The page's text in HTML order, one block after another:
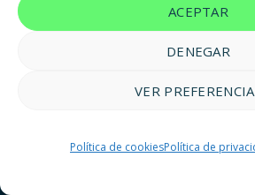
ACEPTAR
DENEGAR
VER
Política de cookiesPolítica de
de cookies|Accesibilidad